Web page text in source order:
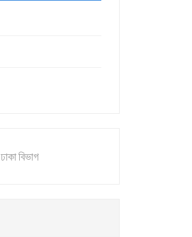
ঢাকা বিভাগ